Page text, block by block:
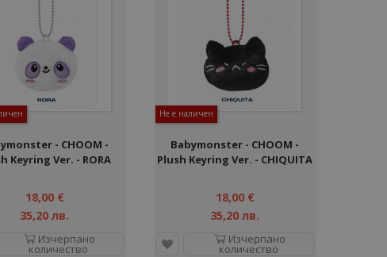
- CHOOM -
Keyring Ver. - RORA
18,00 €
35,20 лв.
Изчерпано
количество
Не е наличен
Babymonster - CHOOM -
Plush Keyring Ver. - CHIQUITA
18,00 €
35,20 лв.
Изчерпано
количество